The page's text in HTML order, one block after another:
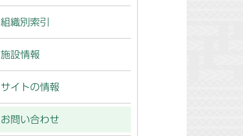
組織別索引
施設情報
サイトの情報
お問い合わせ